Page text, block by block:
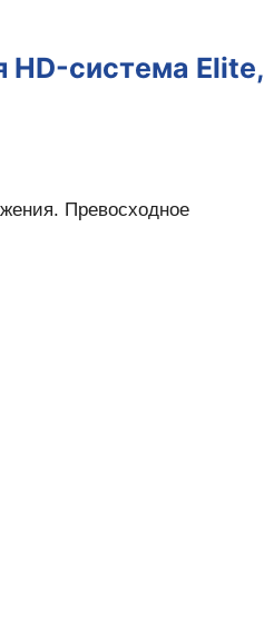
HD-система Elite,
Превосходное